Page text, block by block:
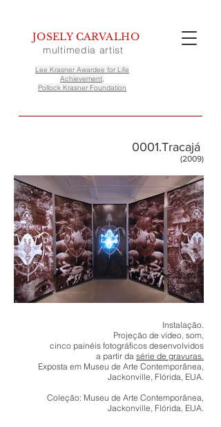
Lee Krasner Awardee for Life
Achievement,
Pollock Krasner Foundation
JOSELY CARVALHO
multimedia artist
0001.Tracajá
(2009)
Instalação.
Projeção de vídeo, som,
cinco painéis fotográficos desenvolvidos
a partir da série de gravuras.
Exposta em Museu de Arte Contemporânea,
Jackonville, Flórida, EUA.
Coleção: Museu de Arte Contemporânea,
Jackonville, Flórida, EUA.